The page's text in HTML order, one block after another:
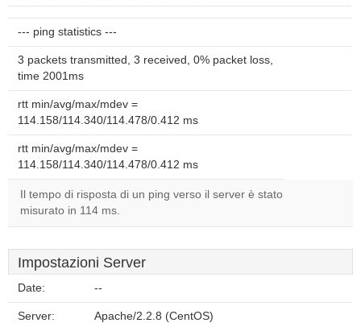
--- ping statistics ---
3 packets transmitted, 3 received, 0% packet loss,
time 2001ms
rtt min/avg/max/mdev =
114.158/114.340/114.478/0.412 ms
rtt min/avg/max/mdev =
114.158/114.340/114.478/0.412 ms
Il tempo di risposta di un ping verso il server è stato
misurato in 114 ms.
Impostazioni Server
Date: --
Server: Apache/2.2.8 (CentOS)